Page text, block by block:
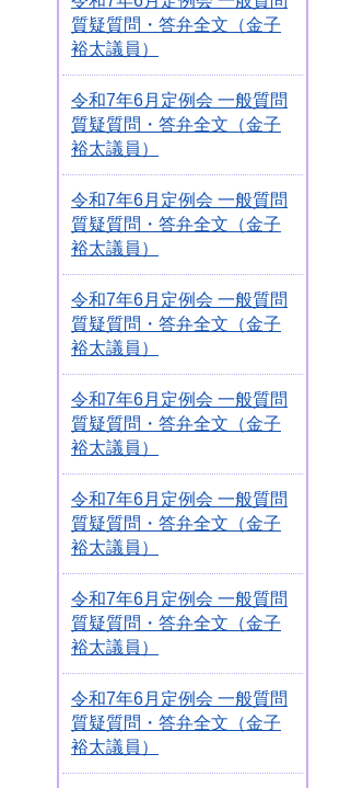
質疑質問・答弁全文（金子
裕太議員）
令和7年6月定例会 一般質問
質疑質問・答弁全文（金子
裕太議員）
令和7年6月定例会 一般質問
質疑質問・答弁全文（金子
裕太議員）
令和7年6月定例会 一般質問
質疑質問・答弁全文（金子
裕太議員）
令和7年6月定例会 一般質問
質疑質問・答弁全文（金子
裕太議員）
令和7年6月定例会 一般質問
質疑質問・答弁全文（金子
裕太議員）
令和7年6月定例会 一般質問
質疑質問・答弁全文（金子
裕太議員）
令和7年6月定例会 一般質問
質疑質問・答弁全文（金子
裕太議員）